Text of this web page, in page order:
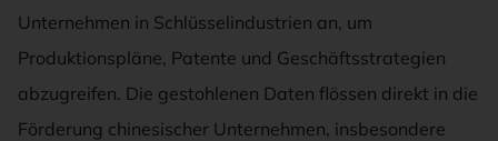
Unternehmen in Schlüsselindustrien an, um
Produktionspläne, Patente und Geschäftsstrategien
abzugreifen. Die gestohlenen Daten flössen direkt in die
Förderung chinesischer Unternehmen, insbesondere